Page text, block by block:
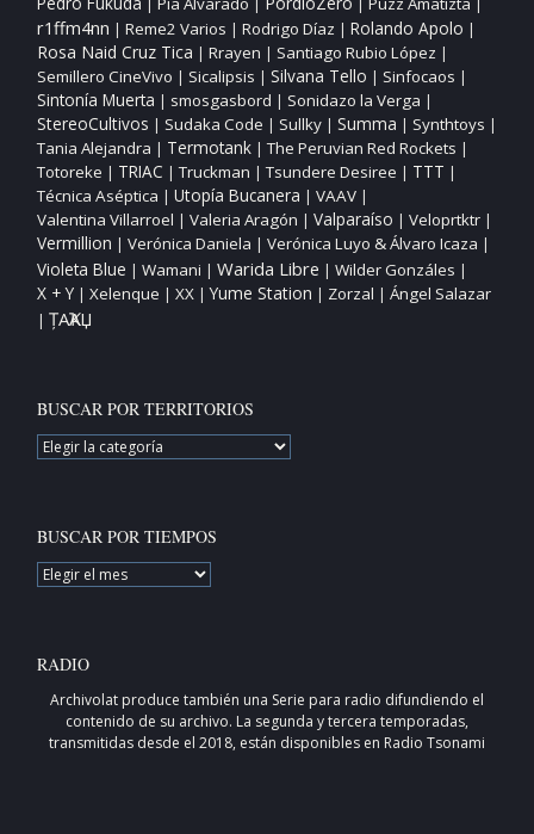
r1ffm4nn | Reme2 Varios | Rodrigo Díaz | Rolando Apolo |
Rosa Naid Cruz Tica | Rrayen | Santiago Rubio López |
Semillero CineVivo | Sicalipsis | Silvana Tello | Sinfocaos |
Sintonía Muerta | smosgasbord | Sonidazo la Verga |
StereoCultivos | Sudaka Code | Sullky| Summa | Synthtoys |
Tania Alejandra | Termotank| The Peruvian Red Rockets |
Totoreke | TRIAC | Truckman | Tsundere Desiree | TTT |
Técnica Aséptica | Utopía Bucanera | VAAV|
Valentina Villarroel | Valeria Aragón | Valparaíso | Veloprtktr|
Vermillion | Verónica Daniela | Verónica Luyo & Álvaro Icaza |
Violeta Blue | Wamani | Warida Libre | Wilder Gonzáles |
X + Y| Xelenque | XX| Yume Station | Zorzal | Ángel Salazar
| ȚAҠAЏ
BUSCAR POR TERRITORIOS
BUSCAR
POR
BUSCAR POR TIEMPOS
BUSCAR
POR
RADIO
Archivolat produce también una Serie para radio difundiendo el
contenido de su archivo. La segunda y tercera temporadas,
transmitidas desde el 2018, están disponibles en Radio Tsonami